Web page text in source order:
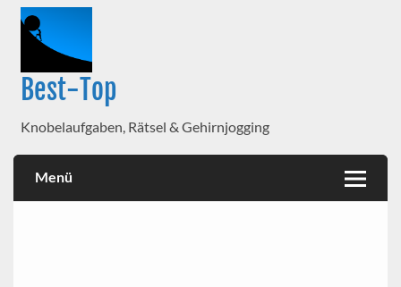
Best-Top
Knobelaufgaben, Rätsel & Gehirnjogging
Menü